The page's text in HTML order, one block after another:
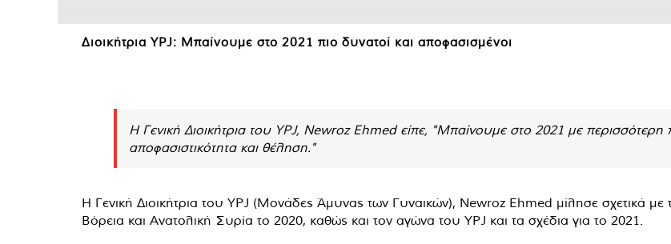
Διοικήτρια YPJ: Μπαίνουμε στο 2021 πιο δυνατοί και αποφασισμένοι
Η Γενική Διοικήτρια του YPJ, Newroz Ehmed είπε, "Μπαίνουμε στο 2021 με περισσότερη
αποφασιστικότητα και θέληση."
Η Γενική Διοικήτρια του YPJ (Μονάδες Άμυνας των Γυναικών), Newroz Ehmed μίλησε σχετικά με τις
Βόρεια και Ανατολική Συρία το 2020, καθώς και τον αγώνα του YPJ και τα σχέδια για το 2021.